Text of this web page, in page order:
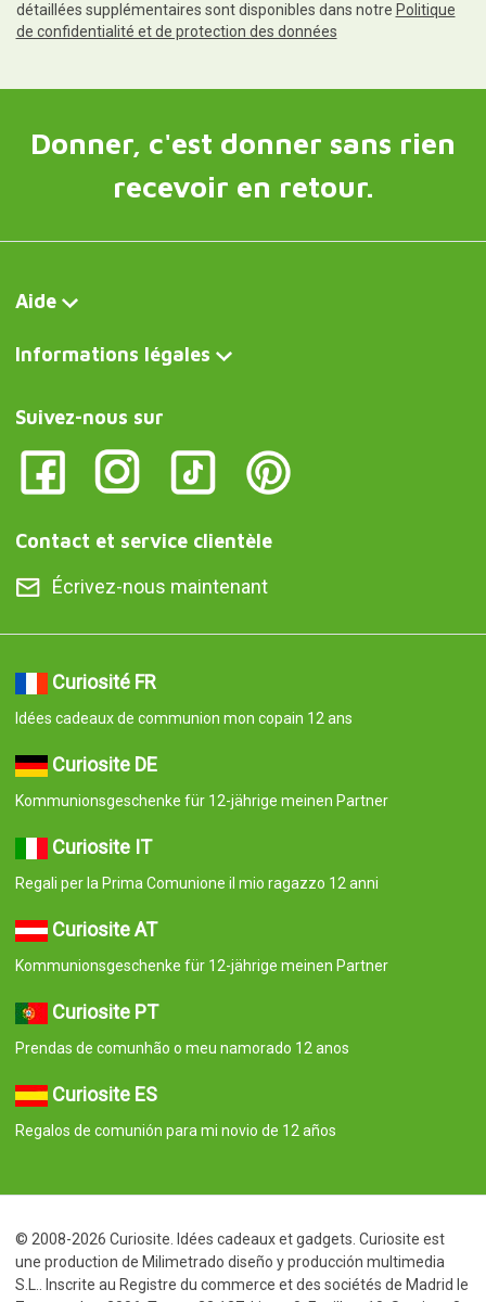
détaillées supplémentaires sont disponibles dans notre Politique
de confidentialité et de protection des données
Donner, c'est donner sans rien
recevoir en retour.
Aide
Informations légales
Suivez-nous sur
Contact et service clientèle
Écrivez-nous maintenant
Curiosité FR
Idées cadeaux de communion mon copain 12 ans
Curiosite DE
Kommunionsgeschenke für 12-jährige meinen Partner
Curiosite IT
Regali per la Prima Comunione il mio ragazzo 12 anni
Curiosite AT
Kommunionsgeschenke für 12-jährige meinen Partner
Curiosite PT
Prendas de comunhão o meu namorado 12 anos
Curiosite ES
Regalos de comunión para mi novio de 12 años
© 2008-2026 Curiosite. Idées cadeaux et gadgets. Curiosite est
une production de Milimetrado diseño y producción multimedia
S.L.. Inscrite au Registre du commerce et des sociétés de Madrid le